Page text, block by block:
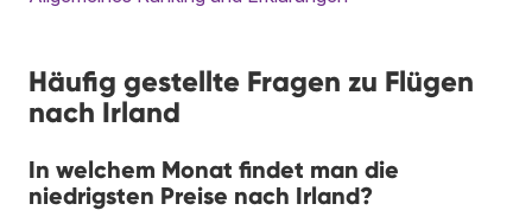
Häufig gestellte Fragen zu Flügen
nach Irland
In welchem Monat findet man die
niedrigsten Preise nach Irland?